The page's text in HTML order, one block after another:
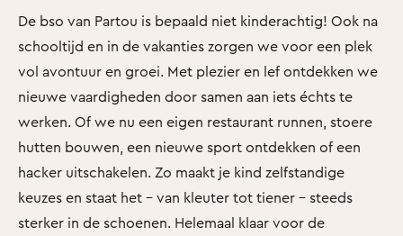
De bso van Partou is bepaald niet kinderachtig! Ook na
schooltijd en in de vakanties zorgen we voor een plek
vol avontuur en groei. Met plezier en lef ontdekken we
nieuwe vaardigheden door samen aan iets échts te
werken. Of we nu een eigen restaurant runnen, stoere
hutten bouwen, een nieuwe sport ontdekken of een
hacker uitschakelen. Zo maakt je kind zelfstandige
keuzes en staat het - van kleuter tot tiener - steeds
sterker in de schoenen. Helemaal klaar voor de